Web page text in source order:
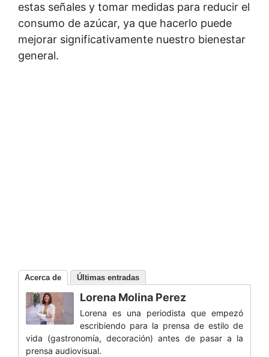
estas señales y tomar medidas para reducir el
consumo de azúcar, ya que hacerlo puede
mejorar significativamente nuestro bienestar
general.
Acerca de Últimas entradas
Lorena Molina Perez
Lorena es una periodista que empezó
escribiendo para la prensa de estilo de
vida (gastronomía, decoración) antes de pasar a la
prensa audiovisual.